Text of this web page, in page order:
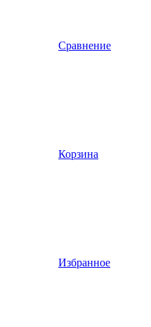
Сравнение
Корзина
Избранное